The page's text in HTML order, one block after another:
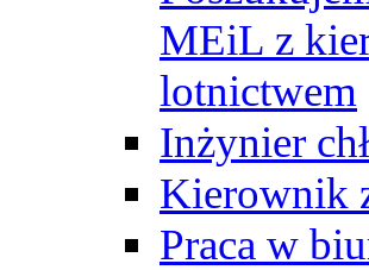
MEiL z
lotnictwem
Inżynier
Kierownik
Praca w